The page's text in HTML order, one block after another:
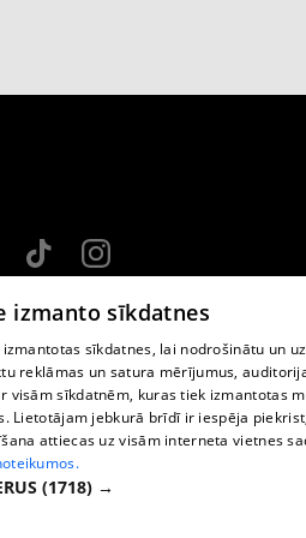
service: e-mail -
2026 SIA HELIO MEDIA.
izmanto sīkdatnes
sīkdatnes, lai nodrošinātu un
reklāmas un satura mērījumus,
visām sīkdatnēm, kuras tiek izmantotas
Lietotājam jebkurā brīdī ir iespēja
attiecas uz visām interneta vietnes
(1718) →